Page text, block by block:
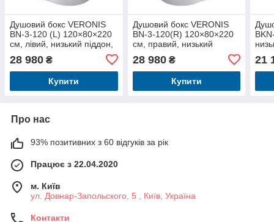
Душовий бокс VERONIS
BN-3-120 (L) 120×80×220
см, лівий, низький піддон,
28 980 ₴
Купити
Душовий бокс VERONIS
BN-3-120(R) 120×80×220
см, правий, низький
28 980₴
Купити
21
Про нас
93% позитивних з 60 відгуків за рік
Працює з 22.04.2020
м. Київ
ул. Довнар-Запольского, 5 , Київ, Україна
Контакти